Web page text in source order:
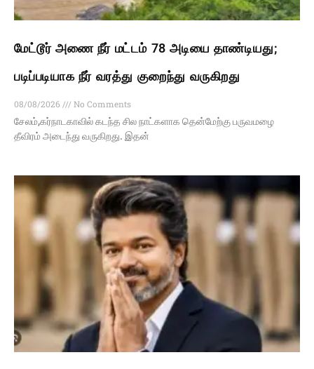
மேட்டூர் அணை நீர் மட்டம் 78 அடியை தாண்டியது;
படிப்படியாக நீர் வரத்து குறைந்து வருகிறது
08/08/2026
No Comments
சேலம்,கர்நாடகாவில் கடந்த சில நாட்களாக தென்மேற்கு பருவமழை
தீவிரம் அடைந்து வருகிறது. இதன்